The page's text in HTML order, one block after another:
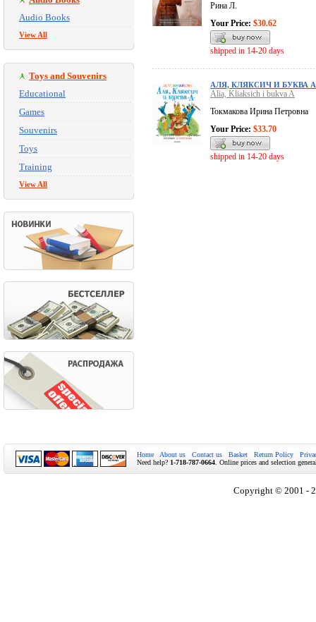
Audio Books
View All
Toys and Souvenirs
Educational
Games
Souvenirs
Toys
Training
View All
Рина Л.
Your Price: $30.62
shipped in 14-20 days
АЛЯ, КЛЯКСИЧ И БУКВА А
Alia, Kliaksich i bukva A
Токмакова Ирина Петровна
Your Price: $33.70
shipped in 14-20 days
Home About us Contact us Basket Return Policy
Need help? 1-718-787-0664 . Online prices and selection
Copyright © 2001 -